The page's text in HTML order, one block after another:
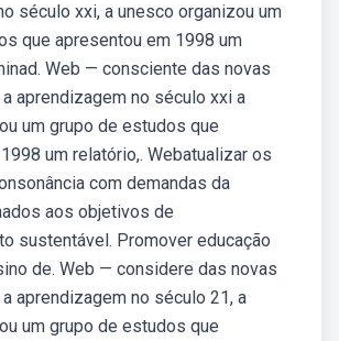
século xxi, a unesco organizou um
que apresentou em 1998 um
Web — consciente das novas
aprendizagem no século xxi a
um grupo de estudos que
um relatório,. Webatualizar os
com demandas da
aos objetivos de
sustentável. Promover educação
de. Web — considere das novas
aprendizagem no século 21, a
um grupo de estudos que